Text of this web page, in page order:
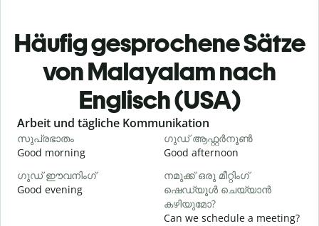
Häufig gesprochene Sätze
von Malayalam nach
Englisch (USA)
Slide 1 of 6
Arbeit und tägliche Kommunikation
സുപ്രഭാതം
Good morning
ഗുഡ് ആഫ്റ്റർനൂൺ
Good afternoon
ഗുഡ് ഈവനിംഗ്
Good evening
നമുക്ക് ഒരു മീറ്റിംഗ്
ഷെഡ്യൂൾ ചെയ്യാൻ
കഴിയുമോ?
Can we schedule a meeting?